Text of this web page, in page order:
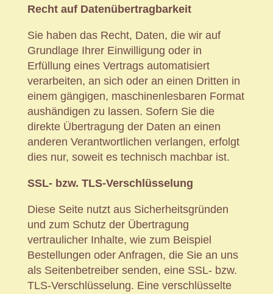
Recht auf Daten­übertrag­barkeit
Sie haben das Recht, Daten, die wir auf
Grundlage Ihrer Einwilligung oder in
Erfüllung eines Vertrags automatisiert
verarbeiten, an sich oder an einen Dritten in
einem gängigen, maschinenlesbaren Format
aushändigen zu lassen. Sofern Sie die
direkte Übertragung der Daten an einen
anderen Verantwortlichen verlangen, erfolgt
dies nur, soweit es technisch machbar ist.
SSL- bzw. TLS-Verschlüsselung
Diese Seite nutzt aus Sicherheitsgründen
und zum Schutz der Übertragung
vertraulicher Inhalte, wie zum Beispiel
Bestellungen oder Anfragen, die Sie an uns
als Seitenbetreiber senden, eine SSL- bzw.
TLS-Verschlüsselung. Eine verschlüsselte